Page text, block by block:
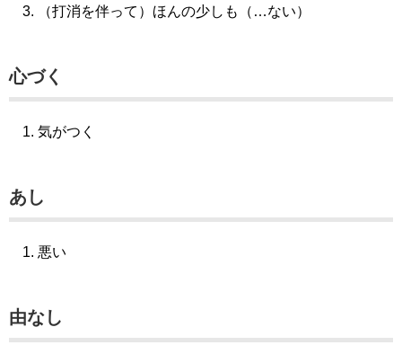
（打消を伴って）ほんの少しも（…ない）
心づく
気がつく
あし
悪い
由なし